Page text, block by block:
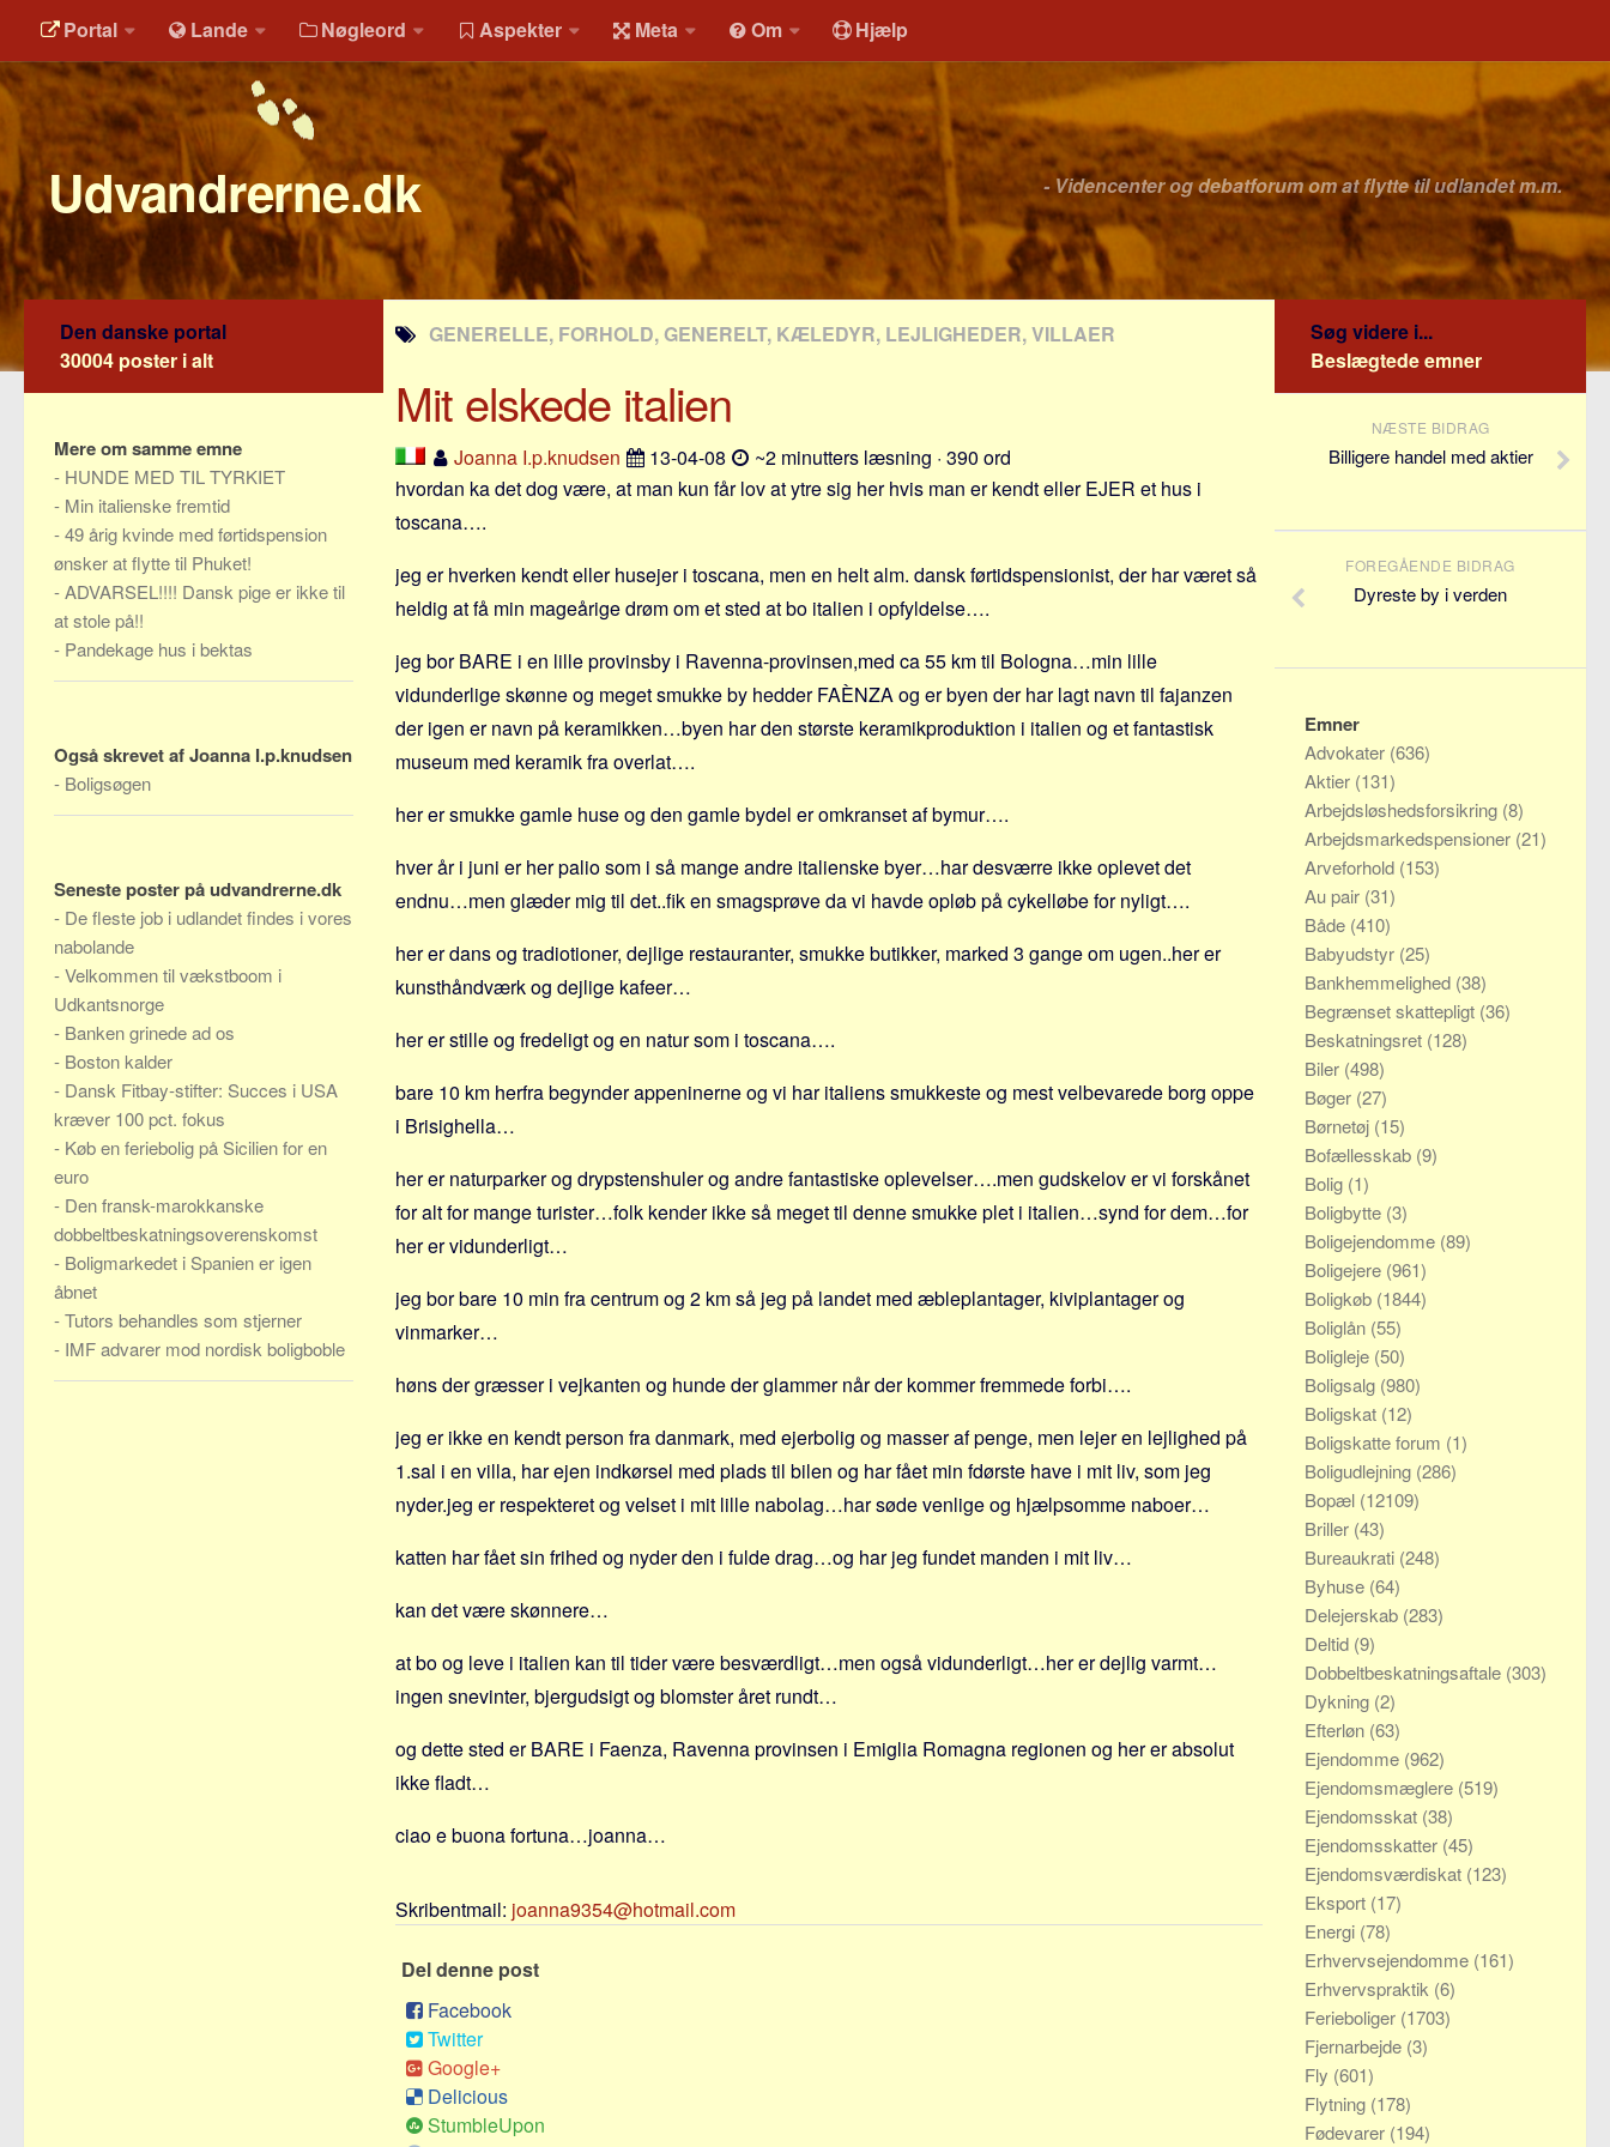
Portal Lande Nøgleord Aspekter Meta Om Hjælp
Udvandrerne.dk - Videncenter og debatforum om at flytte til udlandet m.m.
GENERELLE, FORHOLD, GENERELT, KÆLEDYR, LEJLIGHEDER, VILLAER
Mit elskede italien
Joanna I.p.knudsen 13-04-08
~2 minutters læsning · 390 ord
hvordan ka det dog være, at man kun får lov at ytre sig her hvis man er kendt eller EJER et hus i
toscana….
jeg er hverken kendt eller husejer i toscana, men en helt alm. dansk førtidspensionist, der har været så
heldig at få min mageårige drøm om et sted at bo italien i opfyldelse….
jeg bor BARE i en lille provinsby i Ravenna-provinsen,med ca 55 km til Bologna…min lille
vidunderlige skønne og meget smukke by hedder FAÈNZA og er byen der har lagt navn til fajanzen
der igen er navn på keramikken…byen har den største keramikproduktion i italien og et fantastisk
museum med keramik fra overlat….
her er smukke gamle huse og den gamle bydel er omkranset af bymur….
hver år i juni er her palio som i så mange andre italienske byer…har desværre ikke oplevet det
endnu…men glæder mig til det..fik en smagsprøve da vi havde opløb på cykelløbe for nyligt….
her er dans og tradiotioner, dejlige restauranter, smukke butikker, marked 3 gange om ugen..her er
kunsthåndværk og dejlige kafeer…
her er stille og fredeligt og en natur som i toscana….
bare 10 km herfra begynder appeninerne og vi har italiens smukkeste og mest velbevarede borg oppe
i Brisighella…
her er naturparker og drypstenshuler og andre fantastiske oplevelser….men gudskelov er vi forskånet
for alt for mange turister…folk kender ikke så meget til denne smukke plet i italien…synd for dem…for
her er vidunderligt…
jeg bor bare 10 min fra centrum og 2 km så jeg på landet med æbleplantager, kiviplantager og
vinmarker…
høns der græsser i vejkanten og hunde der glammer når der kommer fremmede forbi….
jeg er ikke en kendt person fra danmark, med ejerbolig og masser af penge, men lejer en lejlighed på
1.sal i en villa, har ejen indkørsel med plads til bilen og har fået min fdørste have i mit liv, som jeg
nyder.jeg er respekteret og velset i mit lille nabolag…har søde venlige og hjælpsomme naboer…
katten har fået sin frihed og nyder den i fulde drag…og har jeg fundet manden i mit liv…
kan det være skønnere…
at bo og leve i italien kan til tider være besværdligt…men også vidunderligt…her er dejlig varmt…
ingen snevinter, bjergudsigt og blomster året rundt…
og dette sted er BARE i Faenza, Ravenna provinsen i Emiglia Romagna regionen og her er absolut
ikke fladt…
ciao e buona fortuna…joanna…
Skribentmail: joanna9354@hotmail.com
Del denne post
Facebook
Twitter
Google+
Delicious
StumbleUpon
Den danske portal
30004 poster i alt
Mere om samme emne
- HUNDE MED TIL TYRKIET
- Min italienske fremtid
-49 årig kvinde med førtidspension
ønsker at flytte til Phuket!
-ADVARSEL!!!! Dansk pige er ikke til
at stole på!!
- Pandekage hus i bektas
Også skrevet af Joanna I.p.knudsen
- Boligsøgen
Seneste poster på udvandrerne.dk
- De fleste job i udlandet findes i vores
nabolande
-Velkommen til vækstboom i
Udkantsnorge
- Banken grinede ad os
- Boston kalder
- Dansk Fitbay-stifter: Succes i USA
kræver 100 pct. fokus
- Køb en feriebolig på Sicilien for en
euro
- Den fransk-marokkanske
dobbeltbeskatningsoverenskomst
- Boligmarkedet i Spanien er igen
åbnet
-Tutors behandles som stjerner
- IMF advarer mod nordisk boligboble
Søg videre i...
Beslægtede emner
NÆSTE BIDRAG
Billigere handel med aktier
FOREGÅENDE BIDRAG
Dyreste by i verden
Emner
Advokater (636)
Aktier (131)
Arbejdsløshedsforsikring (8)
Arbejdsmarkedspensioner (21)
Arveforhold (153)
Au pair (31)
Både (410)
Babyudstyr (25)
Bankhemmelighed (38)
Begrænset skattepligt (36)
Beskatningsret (128)
Biler (498)
Bøger (27)
Børnetøj (15)
Bofællesskab (9)
Bolig (1)
Boligbytte (3)
Boligejendomme (89)
Boligejere (961)
Boligkøb (1844)
Boliglån (55)
Boligleje (50)
Boligsalg (980)
Boligskat (12)
Boligskatte forum (1)
Boligudlejning (286)
Bopæl (12109)
Briller (43)
Bureaukrati (248)
Byhuse (64)
Delejerskab (283)
Deltid (9)
Dobbeltbeskatningsaftale (303)
Dykning (2)
Efterløn (63)
Ejendomme (962)
Ejendomsmæglere (519)
Ejendomsskat (38)
Ejendomsskatter (45)
Ejendomsværdiskat (123)
Eksport (17)
Energi (78)
Erhvervsejendomme (161)
Erhvervspraktik (6)
Ferieboliger (1703)
Fjernarbejde (3)
Fly (601)
Flytning (178)
Fødevarer (194)